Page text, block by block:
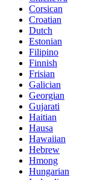
Corsican
Croatian
Dutch
Estonian
Filipino
Finnish
Frisian
Galician
Georgian
Gujarati
Haitian
Hausa
Hawaiian
Hebrew
Hmong
Hungarian